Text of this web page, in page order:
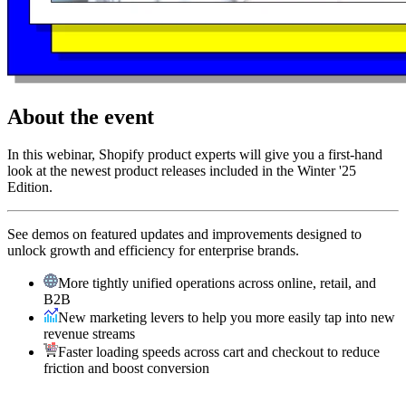
About the event
In this webinar, Shopify product experts will give you a first-hand
look at the newest product releases included in the Winter '25
Edition.
See demos on featured updates and improvements designed to
unlock growth and efficiency for enterprise brands.
More tightly unified operations across online, retail, and
B2B
New marketing levers to help you more easily tap into new
revenue streams
Faster loading speeds across cart and checkout to reduce
friction and boost conversion